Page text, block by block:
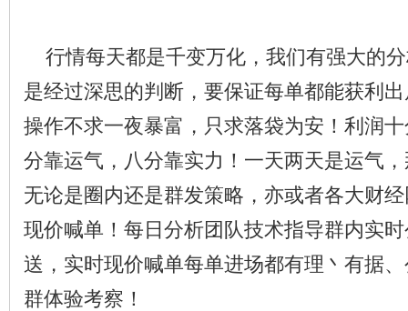
行情每天都是千变万化，我们有强大的
是经过深思的判断，要保证每单都能获利
操作不求一夜暴富，只求落袋为安！利润
分靠运气，八分靠实力！一天两天是运气
无论是圈内还是群发策略，亦或者各大财
现价喊单！每日分析团队技术指导群内实
送，实时现价喊单每单进场都有理丶有据
群体验考察！